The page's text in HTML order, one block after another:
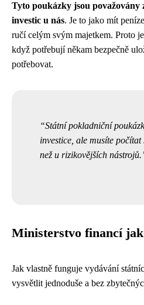
Tyto poukázky jsou považovány
investic u nás. Je to jako mít
ručí celým svým majetkem. Proto
když potřebují někam bezpečně
potřebovat.
Státní pokladniční
investice, ale musíte
než u rizikovějších nástrojů.
Ministerstvo financí
Jak vlastně funguje vydávání
vysvětlit jednoduše a bez